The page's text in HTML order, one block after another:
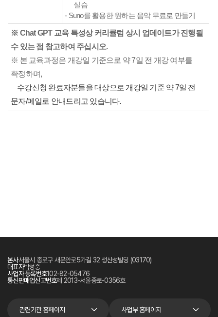
실습
- Suno를 활용한 원하는 음악 무료로 만들기
※ Chat GPT 교육 특성상 커리큘럼 상시 업데이트가 진행될
수 있는 점 참고하여 주십시오.
※ 본 교육과정은 개강일 기준으로 약 7일 전 개강 여부를
확정하며,
수강신청 완료자분들을 대상으로 개강일 기준 약 7일 전
문자/메일로 안내드리고 있습니다.
본사서울시 종로구 새문안로5가길 32 생산성빌딩 (03170)
대표자박성중
사업자 등록번호102-82-05476
통신판매업신고번호제 2013-서울종로-0356호
관련기관 홈페이지 사업부 홈페이지